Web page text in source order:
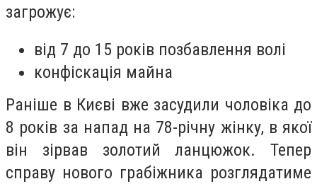
загрожує:
від 7 до 15 років позбавлення волі
конфіскація майна
Раніше в Києві вже засудили чоловіка до
8 років за напад на 78-річну жінку, в якої
він зірвав золотий ланцюжок. Тепер
справу нового грабіжника розглядатиме